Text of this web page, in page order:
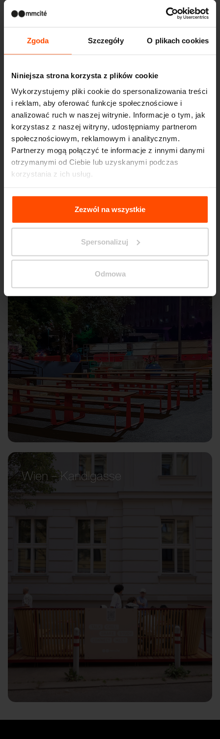
Zgoda Szczegóły O plikach cookies
Niniejsza strona korzysta z plików cookie
Wykorzystujemy pliki cookie do spersonalizowania treści
i reklam, aby oferować funkcje społecznościowe i
analizować ruch w naszej witrynie. Informacje o tym, jak
korzystasz z naszej witryny, udostępniamy partnerom
społecznościowym, reklamowym i analitycznym.
Partnerzy mogą połączyć te informacje z innymi danymi
otrzymanymi od Ciebie lub uzyskanymi podczas
korzystania z ich usług.
Więcej informacji można znaleźć na stroniePrinciples
Relating to the Processing Personal Data
Zezwól na wszystkie
Spersonalizuj
Odmowa
Seattle – Popup park
Wien – Kandlgasse